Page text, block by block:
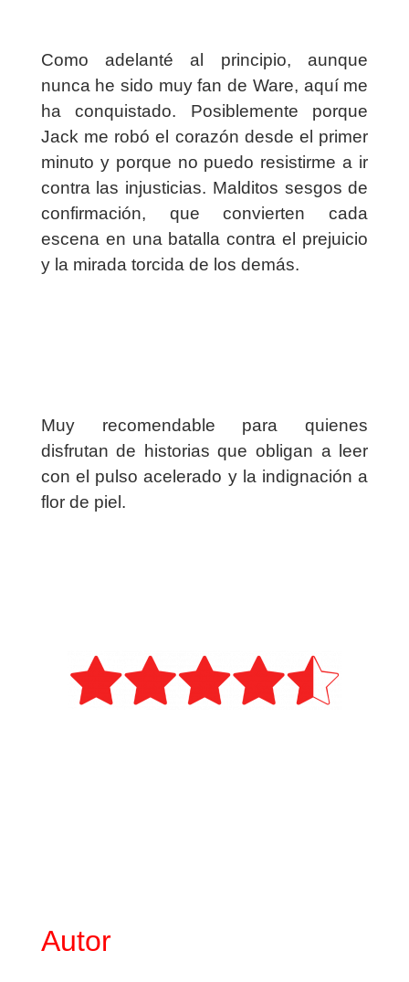
Como adelanté al principio, aunque
nunca he sido muy fan de Ware, aquí me
ha conquistado. Posiblemente porque
Jack me robó el corazón desde el primer
minuto y porque no puedo resistirme a ir
contra las injusticias. Malditos sesgos de
confirmación, que convierten cada
escena en una batalla contra el prejuicio
y la mirada torcida de los demás.
Muy recomendable para quienes
disfrutan de historias que obligan a leer
con el pulso acelerado y la indignación a
flor de piel.
Autor